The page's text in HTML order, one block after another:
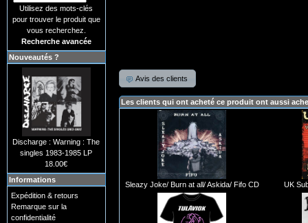
Avis des clients
Les clients qui ont acheté ce produit ont aussi
Sleazy Joke/ Burn at all/ Askida/ Fifo CD UK
Utilisez des mots-clés
pour trouver le produit que
vous recherchez.
Recherche avancée
Nouveautés ?
Discharge : Warning : The
singles 1983-1985 LP
18.00€
Informations
Expédition & retours
Remarque sur la
confidentialité